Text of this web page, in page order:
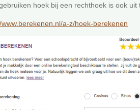
hoek bij een rechthoek is ook uit
www.berekenen.nl/a-z/hoek-berekenen